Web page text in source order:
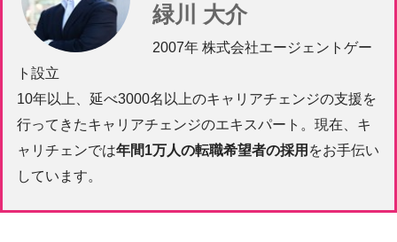
緑川 大介
2007年 株式会社エージェントゲー
ト設立
10年以上、延べ3000名以上のキャリアチェンジの支援を
行ってきたキャリアチェンジのエキスパート。現在、キ
ャリチェンでは年間1万人の転職希望者の採用 をお手伝い
しています。